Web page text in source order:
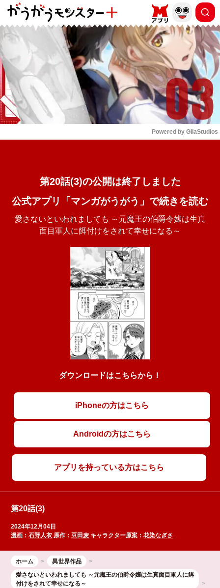
もっと読む
Powered by GliaStudios
第20話(3)の公開は終了しました
公式アプリ「マンガがうがう」で続きを読む
愛さないといわれましても ～元魔王の伯爵令嬢は生真
面目軍人に餌付けをされて幸せになる～
ダウンロードはこちらから！
iPhoneの方はこちら
Androidの方はこちら
アプリを持っている方はこちら
第20話(3)
2024年12月04日
漫画：石野人衣 原作：豆田麦 キャラクター原案：花染なぎさ
ホーム
異世界作品
愛さないといわれましても ～元魔王の伯爵令嬢は生真面目軍人に餌
付けをされて幸せになる～